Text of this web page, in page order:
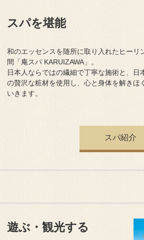
スパを堪能
和のエッセンスを随所に取り入れたヒーリ
間「庵スパ KARUIZAWA」。
日本人ならではの繊細で丁寧な施術と、日
の贅沢な粧材を使用し、心と身体を解きほ
いきます。
スパ紹介
遊ぶ・観光する